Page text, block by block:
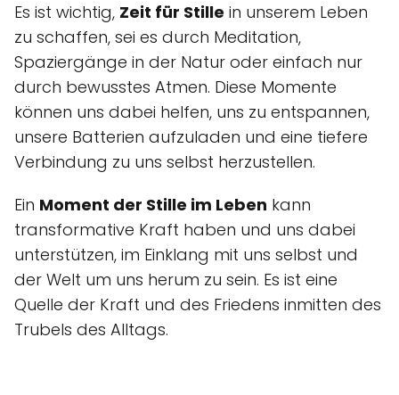
Es ist wichtig, Zeit für Stille in unserem Leben
zu schaffen, sei es durch Meditation,
Spaziergänge in der Natur oder einfach nur
durch bewusstes Atmen. Diese Momente
können uns dabei helfen, uns zu entspannen,
unsere Batterien aufzuladen und eine tiefere
Verbindung zu uns selbst herzustellen.
Ein Moment der Stille im Leben kann
transformative Kraft haben und uns dabei
unterstützen, im Einklang mit uns selbst und
der Welt um uns herum zu sein. Es ist eine
Quelle der Kraft und des Friedens inmitten des
Trubels des Alltags.